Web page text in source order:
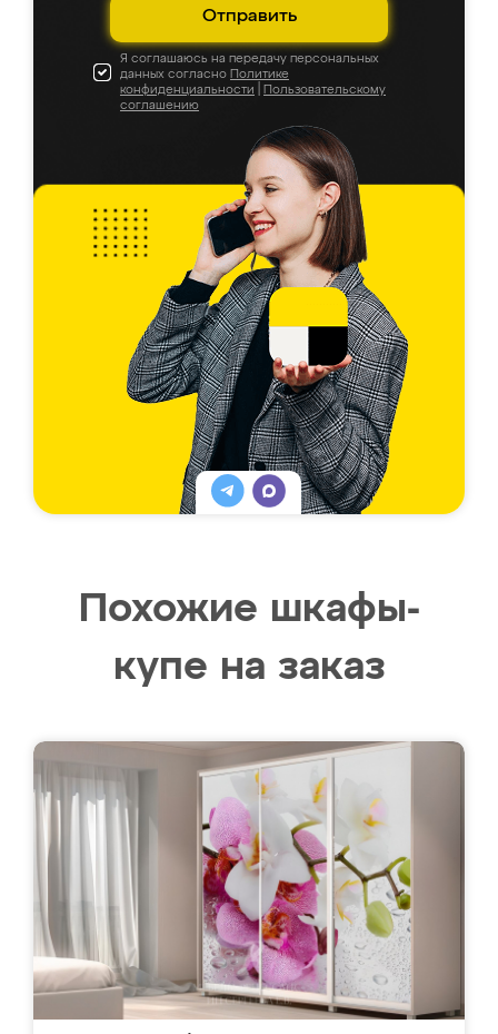
Отправить
Я соглашаюсь на передачу персональных
данных согласно Политике
конфиденциальности
Пользовательскому
соглашению
Похожие шкафы-
купе на заказ